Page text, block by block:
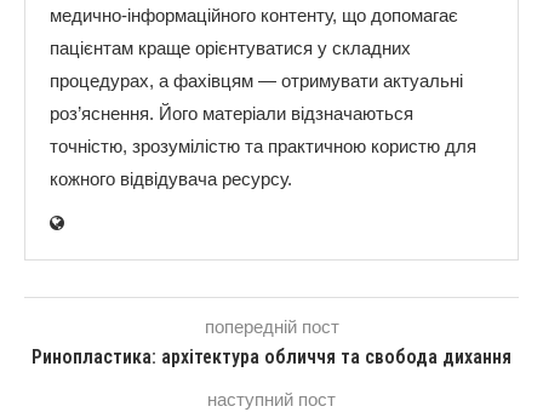
медично-інформаційного контенту, що допомагає
пацієнтам краще орієнтуватися у складних
процедурах, а фахівцям — отримувати актуальні
роз’яснення. Його матеріали відзначаються
точністю, зрозумілістю та практичною користю для
кожного відвідувача ресурсу.
попередній пост
Ринопластика: архітектура обличчя та свобода дихання
наступний пост